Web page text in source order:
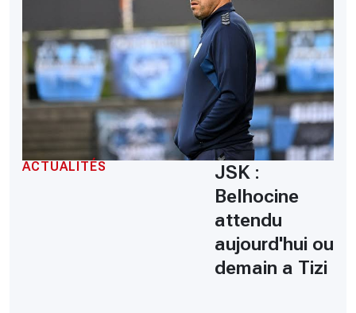
ACTUALITÉS
JSK :
Belhocine
attendu
aujourd'hui ou
demain a Tizi